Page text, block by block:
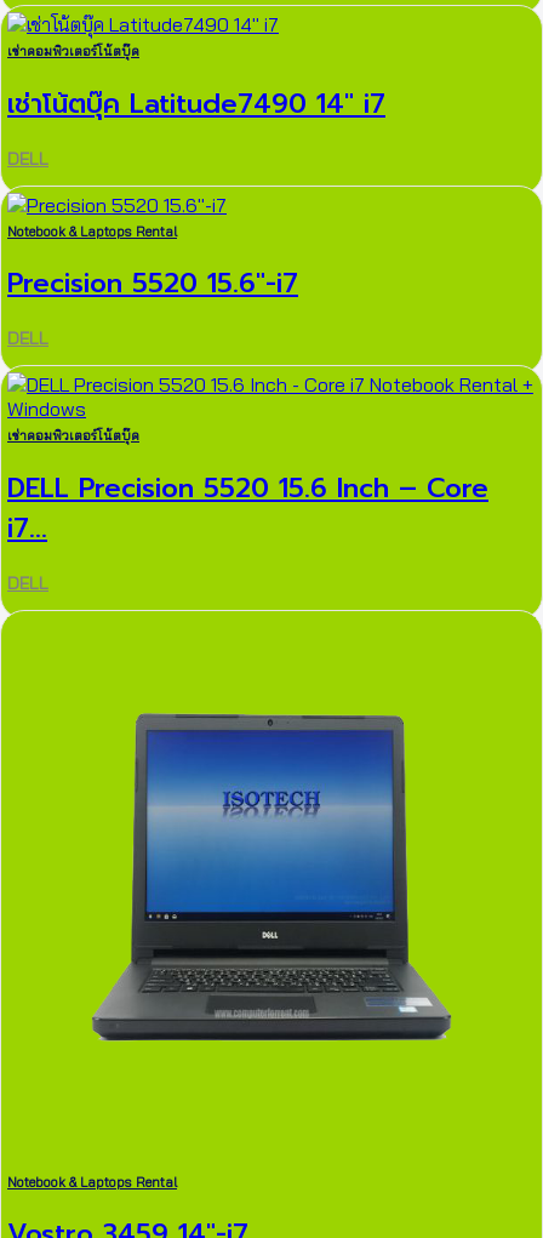
เช่าคอมพิวเตอร์โน้ตบุ๊ค
เช่าโน้ตบุ๊ค Latitude7490 14″ i7
DELL
Notebook & Laptops Rental
Precision 5520 15.6″-i7
DELL
เช่าคอมพิวเตอร์โน้ตบุ๊ค
DELL Precision 5520 15.6 Inch – Core
i7...
DELL
Notebook & Laptops Rental